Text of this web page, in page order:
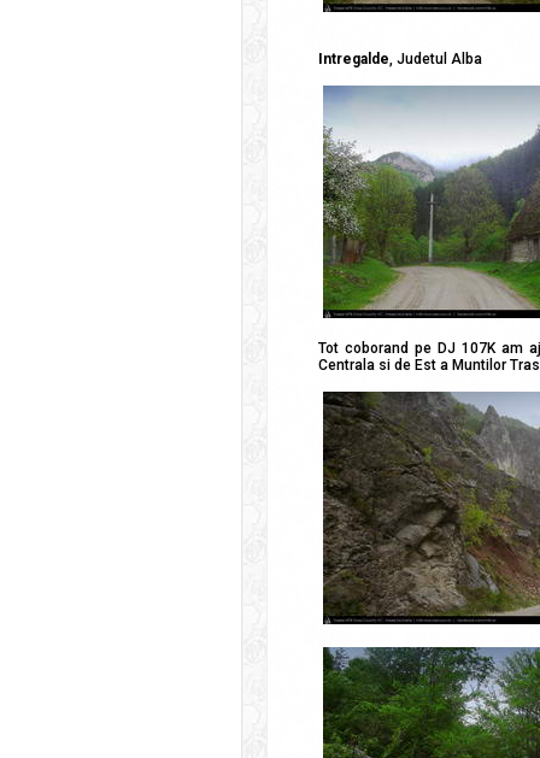
Intregalde, Judetul Alba
Tot coborand pe DJ 107K am
Centrala si de Est a Muntilor